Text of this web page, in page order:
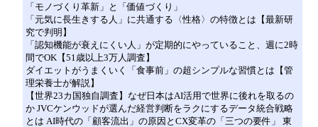
「モノづくり革新」と「価値づくり」
「元気に長生きする人」に共通する〈性格〉の特徴とは【最新研
究で判明】
「認知機能が衰えにくい人」が定期的にやっていること、週に2時
間でOK【51歳以上3万人調査】
ダイエットがうまくいく「食事前」の超シンプルな習慣とは【管
理栄養士が解説】
【世界23カ国独自調査】なぜ日本はAI活用で世界に後れを取るの
か JVCケンウッドが選んだ経営判断をラクにするデータ統合戦略
とは AI時代の「顧客流出」の原因とCX変革の「三つの要件」 東